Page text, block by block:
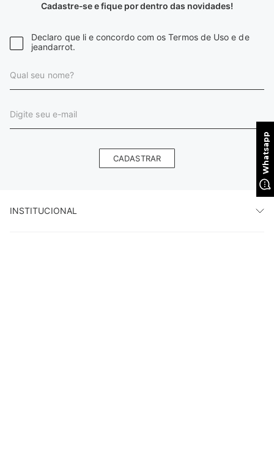
Cadastre-se e fique por dentro das novidades!
Declaro que li e concordo com os Termos de Uso e de
jeandarrot.
CADASTRAR
INSTITUCIONAL